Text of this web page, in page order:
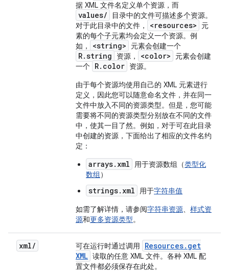
据 XML 文件名定义单个资源，而
values/
目录中的文件可描述多个资源。
对于此目录中的文件，
<resources>
元
素的每个子元素均会定义一个资源。例
如，
<string> 元素会创建一个
R.string 资源， <color>
元素会创建
一个 R.color 资源。
由于每个资源均使用自己的 XML 元素进行
定义，因此您可以随意命名文件，并在同一
文件中放入不同的资源类型。但是，您可能
需要将不同的资源类型分别放在不同的文件
中，使其一目了然。例如，对于可在此目录
中创建的资源，下面给出了相应的文件名约
定：
arrays.xml 用于资源数组（类型化
数组 ）
strings.xml 用于字符串值
如需了解详情，请参阅字符串资源、 样式资
源和更多资源类型。
xml/ 可在运行时通过调用 Resources. get
XML 读取的任意 XML 文件。各种 XML 配
置文件都必须保存在此处。